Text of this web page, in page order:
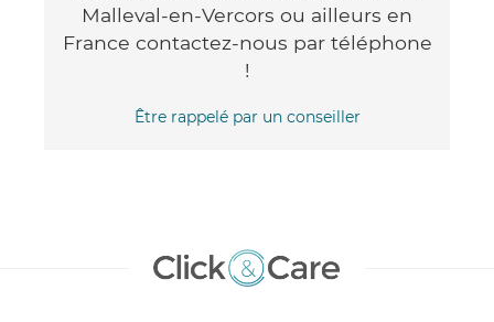
Malleval-en-Vercors ou ailleurs en
France contactez-nous par téléphone
!
Être rappelé par un conseiller